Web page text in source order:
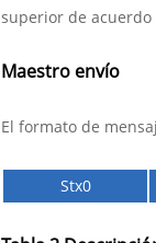
superior de
Maestro envío
El formato de
Stx0